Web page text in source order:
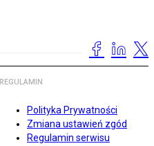
REGULAMIN
Polityka Prywatności
Zmiana ustawień zgód
Regulamin serwisu